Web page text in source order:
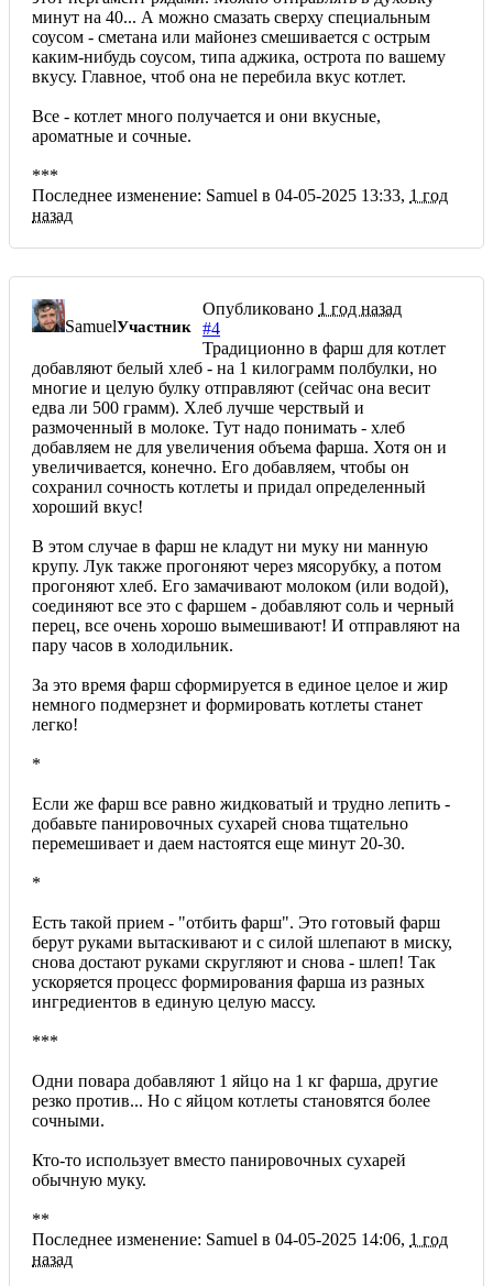
минут на 40... А можно смазать сверху специальным
соусом - сметана или майонез смешивается с острым
каким-нибудь соусом, типа аджика, острота по вашему
вкусу. Главное, чтоб она не перебила вкус котлет.
Все - котлет много получается и они вкусные,
ароматные и сочные.
***
Последнее изменение: Samuel в 04-05-2025 13:33, 1 год
назад
SamuelУчастник
Опубликовано 1 год назад
#4
Традиционно в фарш для котлет
добавляют белый хлеб - на 1 килограмм полбулки, но
многие и целую булку отправляют (сейчас она весит
едва ли 500 грамм). Хлеб лучше черствый и
размоченный в молоке. Тут надо понимать - хлеб
добавляем не для увеличения объема фарша. Хотя он и
увеличивается, конечно. Его добавляем, чтобы он
сохранил сочность котлеты и придал определенный
хороший вкус!
В этом случае в фарш не кладут ни муку ни манную
крупу. Лук также прогоняют через мясорубку, а потом
прогоняют хлеб. Его замачивают молоком (или водой),
соединяют все это с фаршем - добавляют соль и черный
перец, все очень хорошо вымешивают! И отправляют на
пару часов в холодильник.
За это время фарш сформируется в единое целое и жир
немного подмерзнет и формировать котлеты станет
легко!
*
Если же фарш все равно жидковатый и трудно лепить -
добавьте панировочных сухарей снова тщательно
перемешивает и даем настоятся еще минут 20-30.
*
Есть такой прием - "отбить фарш". Это готовый фарш
берут руками вытаскивают и с силой шлепают в миску,
снова достают руками скругляют и снова - шлеп! Так
ускоряется процесс формирования фарша из разных
ингредиентов в единую целую массу.
***
Одни повара добавляют 1 яйцо на 1 кг фарша, другие
резко против... Но с яйцом котлеты становятся более
сочными.
Кто-то использует вместо панировочных сухарей
обычную муку.
**
Последнее изменение: Samuel в 04-05-2025 14:06, 1 год
назад